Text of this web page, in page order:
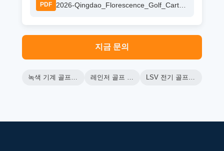
PDF
지금 문의
녹색 기계 골프 카트 레인저 골프 카트 LSV 전기 골프 카트